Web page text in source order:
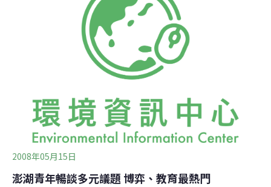
2008年05月15日
澎湖青年暢談多元議題 博弈、教育最熱門